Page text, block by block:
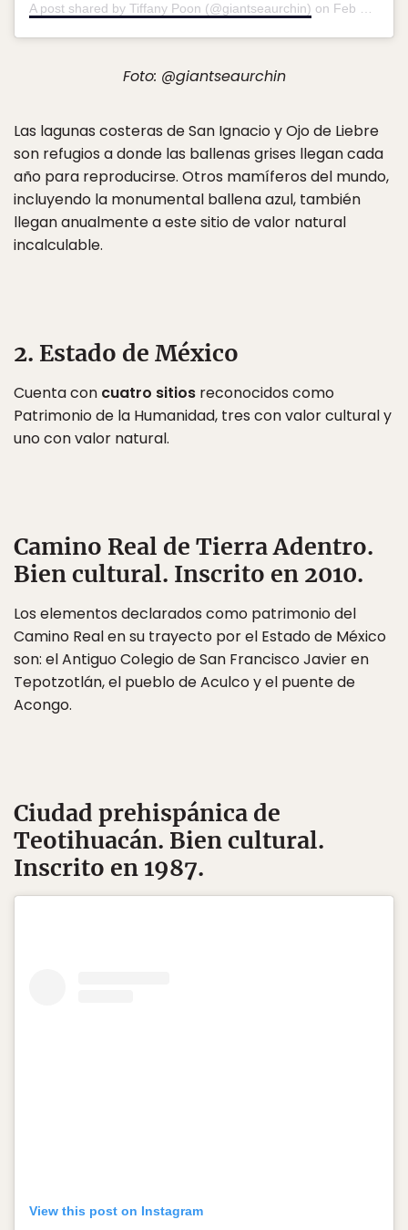
A post shared by Tiffany Poon (@giantseaurchin) on Feb 17, 2018 at 10:06pm PST
Foto: @giantseaurchin
Las lagunas costeras de San Ignacio y Ojo de Liebre
son refugios a donde las ballenas grises llegan cada
año para reproducirse. Otros mamíferos del mundo,
incluyendo la monumental ballena azul, también
llegan anualmente a este sitio de valor natural
incalculable.
2. Estado de México
Cuenta con cuatro sitios reconocidos como
Patrimonio de la Humanidad, tres con valor cultural y
uno con valor natural.
Camino Real de Tierra Adentro.
Bien cultural. Inscrito en 2010.
Los elementos declarados como patrimonio del
Camino Real en su trayecto por el Estado de México
son: el Antiguo Colegio de San Francisco Javier en
Tepotzotlán, el pueblo de Aculco y el puente de
Acongo.
Ciudad prehispánica de
Teotihuacán. Bien cultural.
Inscrito en 1987.
View this post on Instagram